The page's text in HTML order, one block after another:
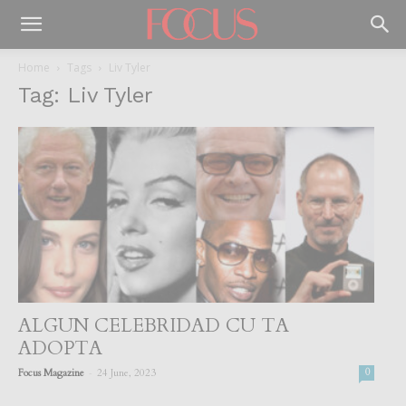
Home Tags Liv Tyler
Tag: Liv Tyler
ALGUN CELEBRIDAD CU TA
ADOPTA
Focus Magazine 24 June, 2023 0